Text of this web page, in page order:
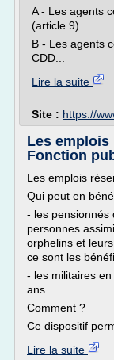
A - Les agents
(article 9)
B - Les agents
CDD...
Lire la suite
Site : https://
Les emplois
Fonction
Les emplois
Qui peut en
- les pensionnés
personnes
orphelins et
ce sont les
- les militaires
ans.
Comment ?
Ce dispositif
Lire la suite